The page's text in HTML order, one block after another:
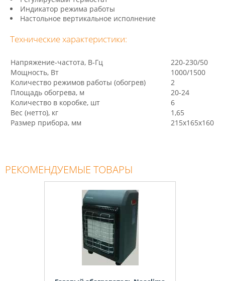
Индикатор режима работы
Настольное вертикальное исполнение
Технические характеристики:
Напряжение-частота, В-Гц
220-230/50
Мощность, Вт
1000/1500
Количество режимов работы (обогрев)
2
Площадь обогрева, м
20-24
Количество в коробке, шт
6
Вес (нетто), кг
1,65
Размер прибора, мм
215х165х160
РЕКОМЕНДУЕМЫЕ ТОВАРЫ